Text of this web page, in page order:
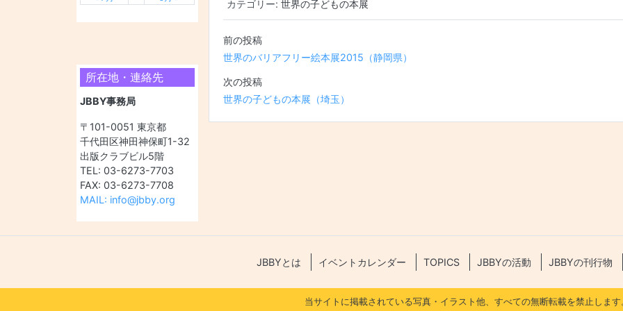
所在地・連絡先
JBBY事務局
〒101-0051 東京都
千代田区神田神保町1-32
出版クラブビル5階
TEL: 03-6273-7703
FAX: 03-6273-7708
MAIL: info@jbby.org
カテゴリー: 世界の子どもの本展
投稿ナビゲーション
世界のバリアフリー絵本展2015（静岡県）
世界の子どもの本展（埼玉）
JBBYとは イベントカレンダー TOPICS JBBYの活動 JBBYの刊行物
当サイトに掲載されている写真・イラスト他、すべての無断転載を禁止します